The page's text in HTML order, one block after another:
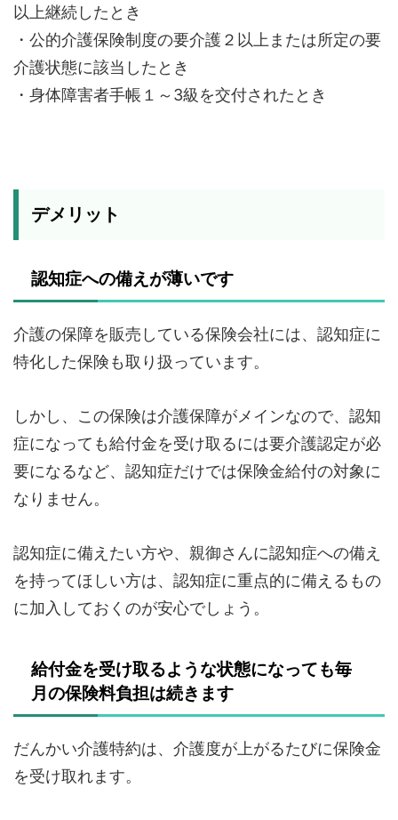
以上継続したとき
・公的介護保険制度の要介護２以上または所定の要
介護状態に該当したとき
・身体障害者手帳１～3級を交付されたとき
デメリット
認知症への備えが薄いです
介護の保障を販売している保険会社には、認知症に
特化した保険も取り扱っています。
しかし、この保険は介護保障がメインなので、認知
症になっても給付金を受け取るには要介護認定が必
要になるなど、認知症だけでは保険金給付の対象に
なりません。
認知症に備えたい方や、親御さんに認知症への備え
を持ってほしい方は、認知症に重点的に備えるもの
に加入しておくのが安心でしょう。
給付金を受け取るような状態になっても毎
月の保険料負担は続きます
だんかい介護特約は、介護度が上がるたびに保険金
を受け取れます。